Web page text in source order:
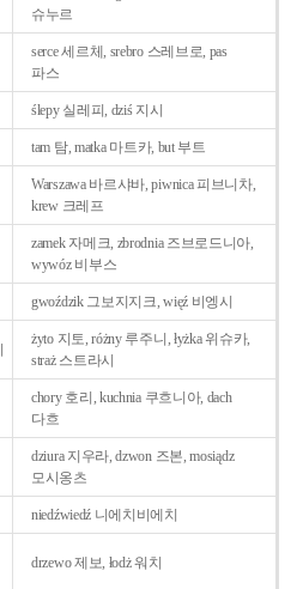
슈누르
serce 세르체, srebro 스레브로, pas
파스
ślepy 실레피, dziś 지시
tam 탐, matka 마트카, but 부트
Warszawa 바르샤바, piwnica 피브니차,
krew 크레프
zamek 자메크, zbrodnia 즈브로드니아,
wywóz 비부스
gwoździk 그보지지크, więź 비엥시
żyto 지토, różny 루주니, łyżka 위슈카,
straż 스트라시
chory 호리, kuchnia 쿠흐니아, dach
다흐
dziura 지우라, dzwon 즈본, mosiądz
모시옹츠
niedźwiedź 니에치비에치
drzewo 제보, łodż 워치